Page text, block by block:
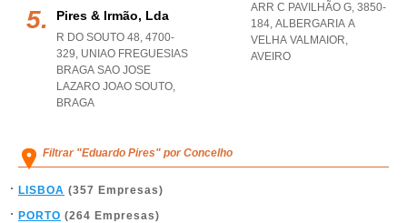
Pires & Irmão, Lda
R DO SOUTO 48, 4700-
329, UNIAO FREGUESIAS
BRAGA SAO JOSE
LAZARO JOAO SOUTO,
BRAGA
ARR C PAVILHÃO G, 3850-
184, ALBERGARIA A
VELHA VALMAIOR,
AVEIRO
Filtrar "Eduardo Pires" por Concelho
LISBOA (357 Empresas)
PORTO (264 Empresas)